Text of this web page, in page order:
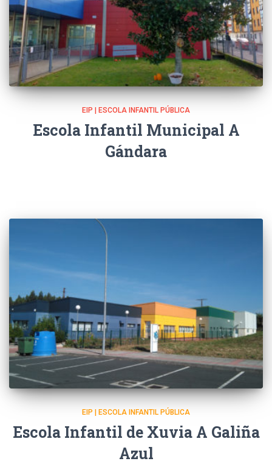
EIP | ESCOLA INFANTIL PÚBLICA
Escola Infantil Municipal A
Gándara
EIP | ESCOLA INFANTIL PÚBLICA
Escola Infantil de Xuvia A Galiña
Azul